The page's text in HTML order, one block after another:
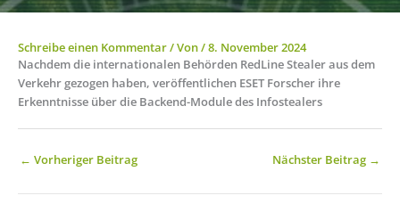
Schreibe einen Kommentar/ Von/8. November 2024
Nachdem die internationalen Behörden RedLine Stealer aus dem
Verkehr gezogen haben, veröffentlichen ESET Forscher ihre
Erkenntnisse über die Backend-Module des Infostealers
← Vorheriger Beitrag Nächster Beitrag →